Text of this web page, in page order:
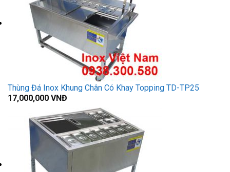
Thùng Đá Inox Khung Chân Có Khay Topping TD-TP25
17,000,000 VNĐ